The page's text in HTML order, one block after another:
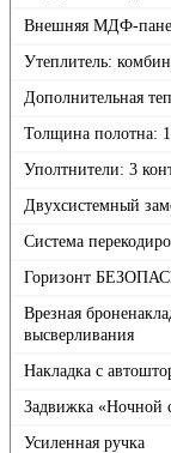
Внешняя МДФ-
Утеплитель:
Дополнительная
Толщина полотна:
Уполтнители: 3
Двухсистемный
Система
Горизонт
Врезная
высверливания
Накладка с
Задвижка «Ночной
Усиленная ручка